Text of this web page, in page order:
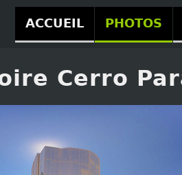
Cerro
ACCUEIL PHOTOS